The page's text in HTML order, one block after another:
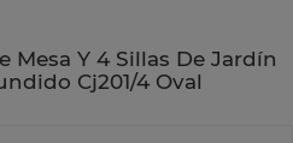
Mesa Y 4 Sillas De Jardín
Cj201/4 Oval